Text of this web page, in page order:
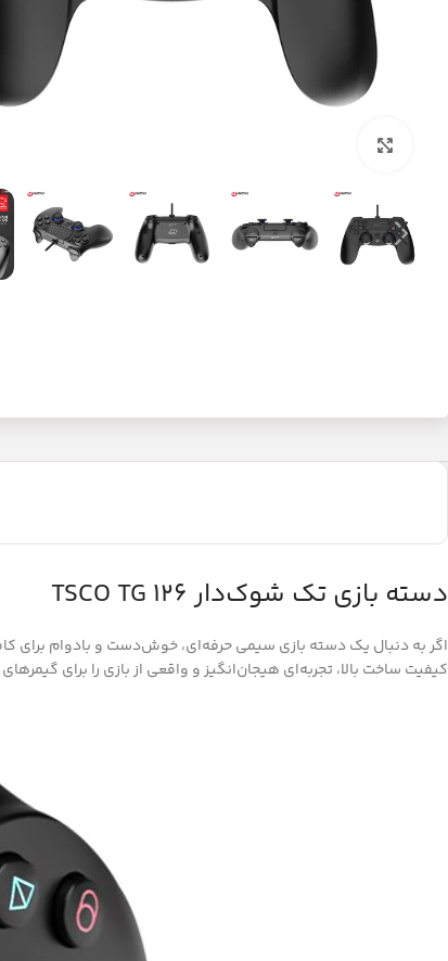
دسته بازی تک شوک‌دار TSCO TG 126
اگر به دنبال یک دسته بازی سیمی حرفه‌ای، خوش‌دست و بادوام برای
کیفیت ساخت بالا، تجربه‌ای هیجان‌انگیز و واقعی از بازی را برای